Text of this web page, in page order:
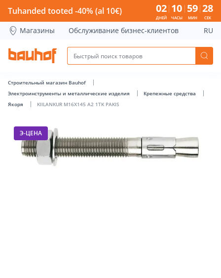
KIILANKUR M16X145 A2 1TK PAKIS - Bauhof has loaded
Tuhanded tooted -40% (al 10€) 02
ДНЕЙ
10
ЧАСЫ
59
МИН
28
СЕК
Магазины Обслуживание бизнес-клиентов RU
Строительный магазин Bauhof
Электроинструменты и металлические изделия
Крепежные средства
Якоря
KIILANKUR M16X145 A2 1TK PAKIS
Э-ЦЕНА